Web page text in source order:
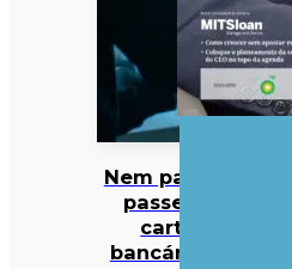
Nem palavras-
passe nem
cartões
bancários: há